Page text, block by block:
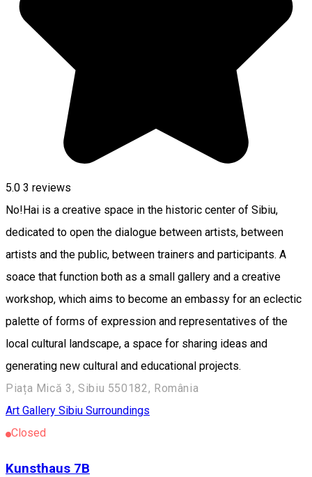
5.0 3 reviews
No!Hai is a creative space in the historic center of Sibiu,
dedicated to open the dialogue between artists, between
artists and the public, between trainers and participants. A
soace that function both as a small gallery and a creative
workshop, which aims to become an embassy for an eclectic
palette of forms of expression and representatives of the
local cultural landscape, a space for sharing ideas and
generating new cultural and educational projects.
Piața Mică 3, Sibiu 550182, România
Art Gallery Sibiu Surroundings
Closed
Kunsthaus 7B